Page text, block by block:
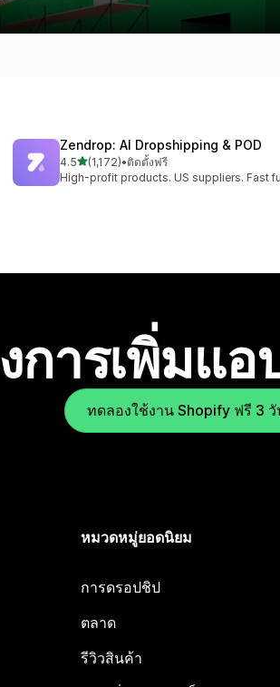
Zendrop: AI Dropshipping & POD
4.5เต็ม 5 ดาว
(1,172)
ทั้งหมด 1172 รีวิว
•ติดตั้งฟรี
High-profit products. US suppliers. Fast
การเพิ่มแอ
ทดลองใช้งาน Shopify ฟรี 3
หมวดหมู่ยอดนิยม
การดรอปชิป
ตลาด
รีวิวสินค้า